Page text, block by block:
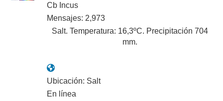
Cb Incus
Mensajes: 2,973
Salt. Temperatura: 16,3ºC. Precipitación 704
mm.
Ubicación: Salt
En línea